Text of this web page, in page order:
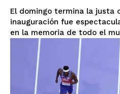
El domingo termina la justa
inauguración fue
en la memoria de todo el